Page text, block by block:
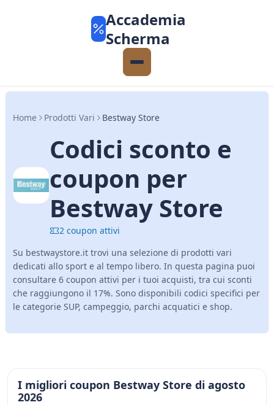
Accademia
Scherma
Home Prodotti Vari Bestway Store
Codici sconto e
coupon per
Bestway Store
2 coupon attivi
Su bestwaystore.it trovi una selezione di prodotti vari
dedicati allo sport e al tempo libero. In questa pagina puoi
consultare 6 coupon attivi per i tuoi acquisti, tra cui sconti
che raggiungono il 17%. Sono disponibili codici specifici per
le categorie SUP, campeggio, parchi acquatici e shop.
I migliori coupon Bestway Store di agosto
2026